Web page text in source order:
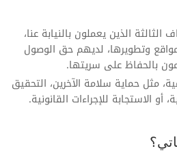
الذين يعملون بالنيابة عنا،
وتطويرها، لديهم حق الوصول
بالحفاظ على سريتها.
مثل حماية سلامة الآخرين، التحقيق
أو الاستجابة للإجراءات القانونية.